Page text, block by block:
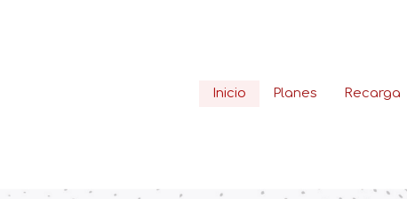
Inicio Planes Recarga